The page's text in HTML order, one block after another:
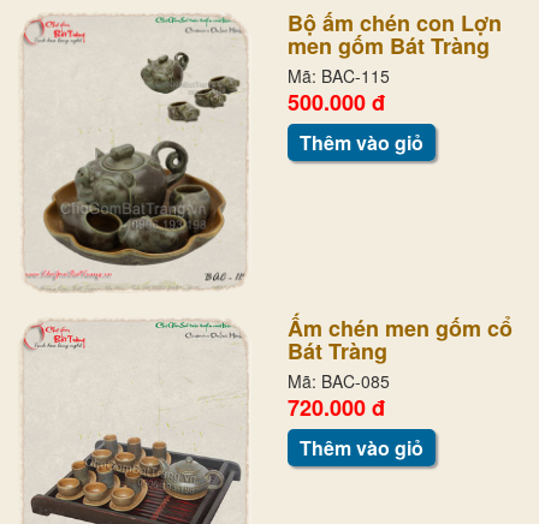
Bộ ấm chén con Lợn
men gốm Bát Tràng
Mã: BAC-115
500.000 đ
Thêm vào giỏ
Ấm chén men gốm cổ
Bát Tràng
Mã: BAC-085
720.000 đ
Thêm vào giỏ